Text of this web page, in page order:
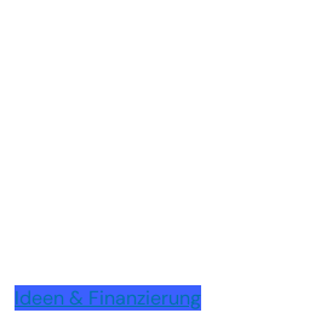
Ideen & Finanzierung